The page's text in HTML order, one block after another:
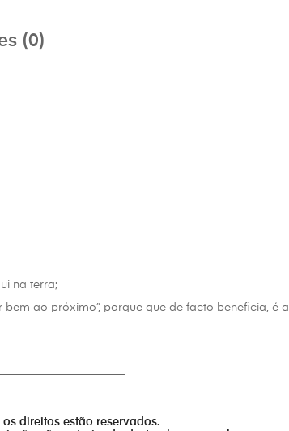
(0)
na terra;
ao próximo”, porque que de facto beneficia, é a
direitos estão reservados.